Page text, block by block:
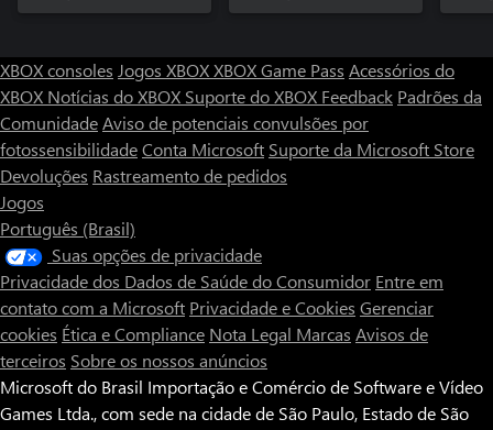
XBOX consoles Jogos XBOXXBOX Game Pass Acessórios do
XBOX Notícias do XBOX Suporte do XBOX Feedback Padrões da
ComunidadeAviso de potenciais convulsões por
fotossensibilidadeConta Microsoft Suporte da Microsoft Store
Devoluções Rastreamento de pedidos
Jogos
Português (Brasil)
Suas opções de privacidade
Privacidade dos Dados de Saúde do Consumidor Entre em
contato com a Microsoft Privacidade e Cookies Gerenciar
cookies Ética e Compliance Nota Legal Marcas Avisos de
terceiros Sobre os nossos anúncios
Microsoft do Brasil Importação e Comércio de Software e Vídeo
Games Ltda., com sede na cidade de São Paulo, Estado de São